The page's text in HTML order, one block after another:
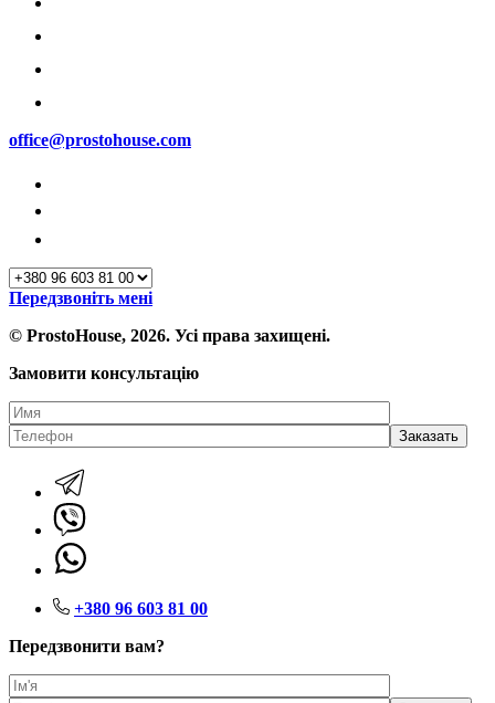
office@prostohouse.com
Передзвоніть мені
© ProstoHouse, 2026. Усі права захищені.
Замовити консультацію
+380 96 603 81 00
Передзвонити вам?